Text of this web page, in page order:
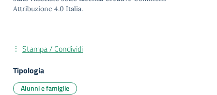
Attribuzione 4.0 Italia.
Stampa / Condividi
Tipologia
Alunni e famiglie